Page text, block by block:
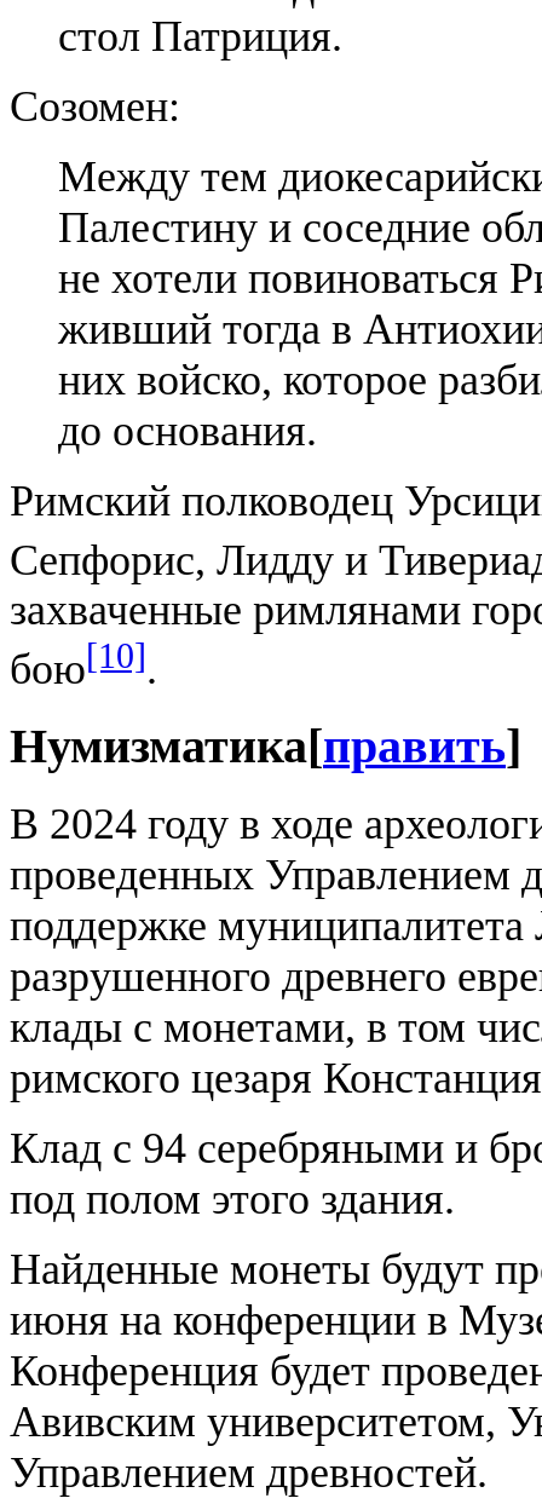
стол Пат­ри­ция.
Созомен:
Между тем
Палестину и соседние
не хотели повиноваться
живший тогда в
них войско, которое
до основания.
Римский полководец
Сепфорис, Лидду и
захваченные римлянами
бою[10].
Нумизматика[править]
В 2024 году в ходе
проведенных Управлением
поддержке
разрушенного древнего
клады с монетами, в том
римского цезаря
Клад с 94 серебряными и
под полом этого здания.
Найденные монеты будут
июня на конференции в
Конференция будет
Авивским университетом,
Управлением древностей.